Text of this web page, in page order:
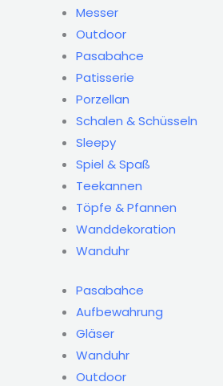
Messer
Outdoor
Pasabahce
Patisserie
Porzellan
Schalen & Schüsseln
Sleepy
Spiel & Spaß
Teekannen
Töpfe & Pfannen
Wanddekoration
Wanduhr
Pasabahce
Aufbewahrung
Gläser
Wanduhr
Outdoor